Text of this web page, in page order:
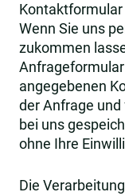
Kontaktformular
Wenn Sie uns
zukommen
angegebenen
der Anfrage
bei uns
ohne Ihre
Die